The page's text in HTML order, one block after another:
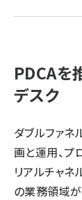
note
セミ
z世
meo
llmo
PDCAを
デスク
ダブルファネ
画と運用、プ
リアルチャ
の業務領域